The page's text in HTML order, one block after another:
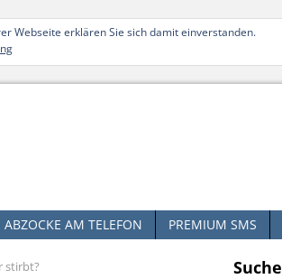
Webseite erklären Sie sich damit einverstanden.
ABZOCKE AM TELEFON PREMIUM SMS
stirbt? Suche